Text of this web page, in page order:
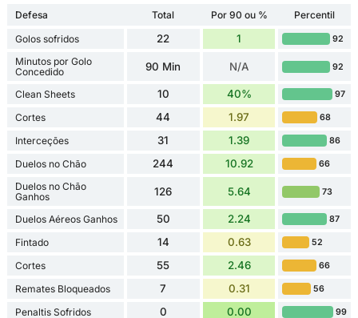
Defesa Total Por 90 ou %
Percentil
Golos sofridos
22 1 92
Minutos por Golo
Concedido
90 Min N/A 92
Clean Sheets 10 40% 97
Cortes 44 1.97 68
Interceções 31 1.39 86
Duelos no Chão 244 10.92 66
Duelos no Chão
Ganhos
126 5.64 73
Duelos Aéreos Ganhos 50 2.24 87
Fintado 14 0.63 52
Cortes 55 2.46 66
Remates Bloqueados 7 0.31 56
Penaltis Sofridos 0 0.00 99